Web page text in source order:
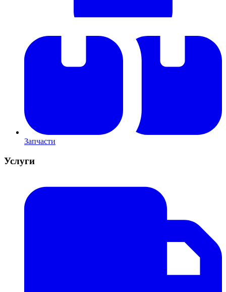
Запчасти
Услуги